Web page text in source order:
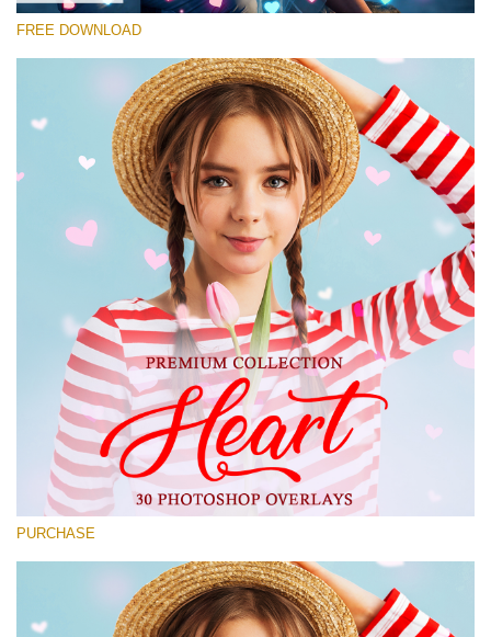
4 Seasons (411 Overlays)
Entire Collection
(1783 Overlays)
Large 6000*4000px
Download Grátis
FREE DOWNLOAD
PURCHASE